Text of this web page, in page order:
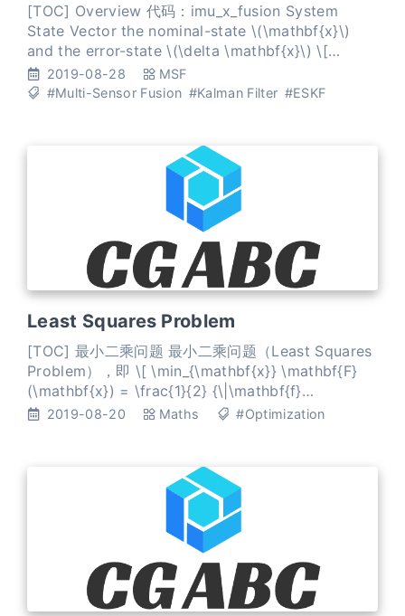
[TOC] Overview 代码：imu_x_fusion System
State Vector the nominal-state \(\mathbf{x}\)
and the error-state \(\delta \mathbf{x}\) \[
\mathbf{x} = \begin{bmatrix} \mathbf{p} \\
\mathbf{v} \\ \math
2019-08-28
MSF
#Multi-Sensor Fusion #Kalman Filter #ESKF
Least Squares Problem
[TOC] 最小二乘问题 最小二乘问题（Least Squares
Problem），即 \[ \min_{\mathbf{x}} \mathbf{F}
(\mathbf{x}) = \frac{1}{2} {\|\mathbf{f}
(\mathbf{x})\|}^2_2 \] 其中，\(\mathbf{F}
2019-08-20 Maths #Optimization